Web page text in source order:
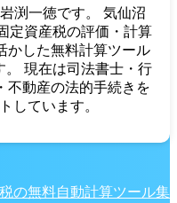
渕一徳です。 気仙沼
定資産税の評価・計算
かした無料計算ツール
。 現在は司法書士・行
不動産の法的手続きを
しています。
の無料自動計算ツール集